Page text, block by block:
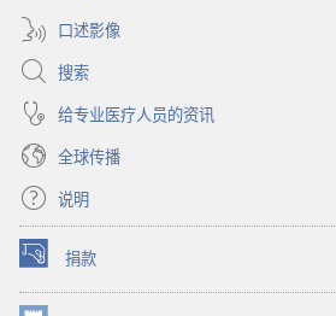
口述影像
搜索
给专业医疗人员的资讯
全球传播
说明
捐款
（打
开